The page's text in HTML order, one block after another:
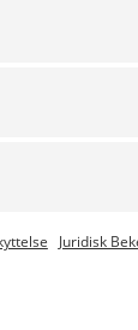
ExpressJuridisk